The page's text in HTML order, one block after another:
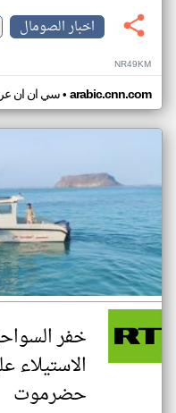
اخبار الصومال
NR49KM
سي ان ان• arabic.cnn.com
خفر
الاستيلاء
حضرموت